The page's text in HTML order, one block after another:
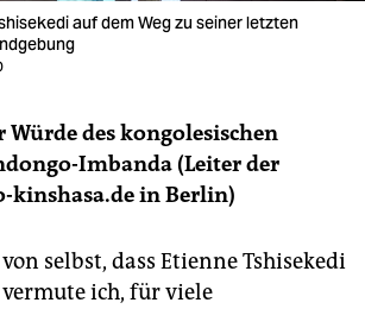
auf dem Weg zu seiner letzten
Würde des kongolesischen
Imbanda (Leiter der
kinshasa.de in Berlin)
selbst, dass Etienne Tshisekedi
ich, für viele